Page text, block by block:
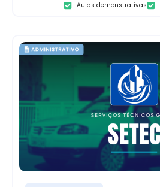
Aulas demonstrativas